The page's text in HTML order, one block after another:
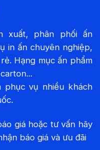
xuất, phân phối ấn
in ấn chuyên nghiệp,
Hạng mục ấn phẩm
phục vụ nhiều khách
giá hoặc tư vấn hãy
báo giá và ưu đãi